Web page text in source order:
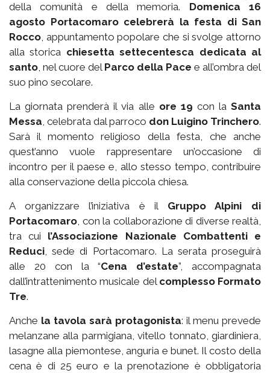
della comunità e della memoria. Domenica 16
agosto Portacomaro celebrerà la festa di San
Rocco, appuntamento popolare che si svolge attorno
alla storica chiesetta settecentesca dedicata al
santo, nel cuore del Parco della Pace e all’ombra del
suo pino secolare.
La giornata prenderà il via alle ore 19 con laSanta
Messa, celebrata dal parroco don Luigino Trinchero.
Sarà il momento religioso della festa, che anche
quest’anno vuole rappresentare un’occasione di
incontro per il paese e, allo stesso tempo, contribuire
alla conservazione della piccola chiesa.
A organizzare l’iniziativa è il Gruppo Alpini di
Portacomaro, con la collaborazione di diverse realtà,
tra cui l’Associazione Nazionale Combattenti e
Reduci, sede di Portacomaro. La serata proseguirà
alle 20 con la “Cena d’estate”, accompagnata
dall’intrattenimento musicale del complesso Formato
Tre.
Anche la tavola sarà protagonista: il menu prevede
melanzane alla parmigiana, vitello tonnato, giardiniera,
lasagne alla piemontese, anguria e bunet. Il costo della
cena è di 25 euro e la prenotazione è obbligatoria